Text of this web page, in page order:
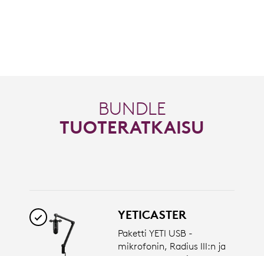
BUNDLE
TUOTERATKAISU
YETICASTER
Paketti YETI USB -
mikrofonin, Radius III:n ja